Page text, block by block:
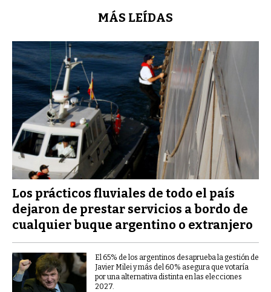
MÁS LEÍDAS
Los prácticos fluviales de todo el país
dejaron de prestar servicios a bordo de
cualquier buque argentino o extranjero
El 65% de los argentinos desaprueba la gestión de
Javier Milei y más del 60% asegura que votaría
por una alternativa distinta en las elecciones
2027.